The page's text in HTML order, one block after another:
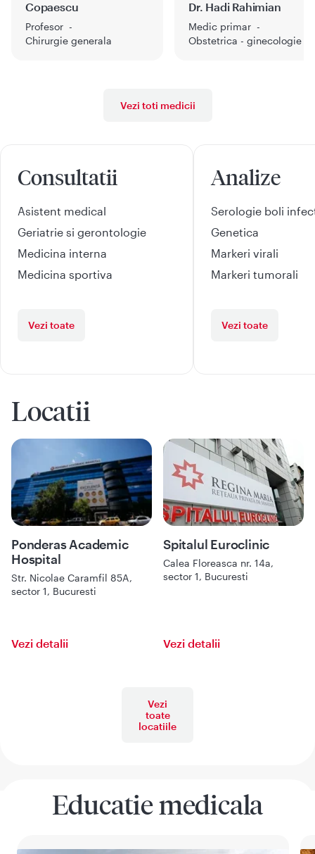
Copaescu
Profesor
Chirurgie generala
Dr. Hadi Rahimian
Medic primar
Obstetrica - ginecologie
Vezi toti medicii
Consultatii
Asistent medical
Geriatrie si gerontologie
Medicina interna
Medicina sportiva
Vezi toate
Analize
Serologie boli
Genetica
Markeri virali
Markeri tumorali
Vezi toate
Locatii
Ponderas Academic
Hospital
Str. Nicolae Caramfil 85A,
sector 1, Bucuresti
Vezi detalii
Spitalul Euroclinic
Calea Floreasca nr. 14a,
sector 1, Bucuresti
Vezi detalii
Vezi
toate
locatiile
Educatie medicala